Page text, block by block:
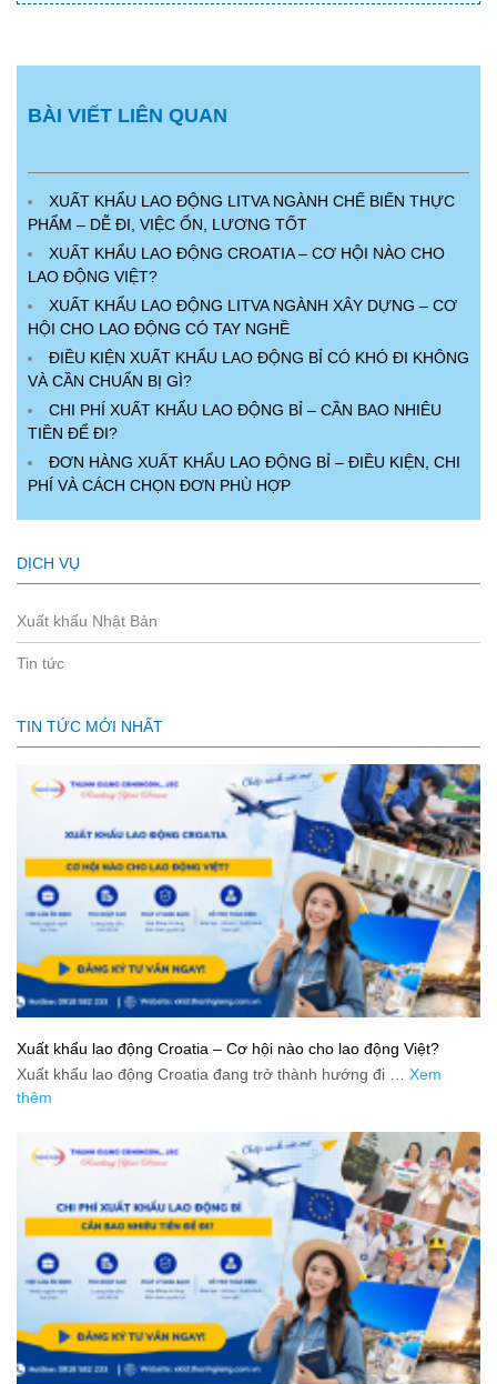
BÀI VIẾT LIÊN QUAN
XUẤT KHẨU LAO ĐỘNG LITVA NGÀNH CHẾ BIẾN THỰC
PHẨM – DỄ ĐI, VIỆC ỔN, LƯƠNG TỐT
XUẤT KHẨU LAO ĐỘNG CROATIA – CƠ HỘI NÀO CHO
LAO ĐỘNG VIỆT?
XUẤT KHẨU LAO ĐỘNG LITVA NGÀNH XÂY DỰNG – CƠ
HỘI CHO LAO ĐỘNG CÓ TAY NGHỀ
ĐIỀU KIỆN XUẤT KHẨU LAO ĐỘNG BỈ CÓ KHÓ ĐI KHÔNG
VÀ CẦN CHUẨN BỊ GÌ?
CHI PHÍ XUẤT KHẨU LAO ĐỘNG BỈ – CẦN BAO NHIÊU
TIỀN ĐỂ ĐI?
ĐƠN HÀNG XUẤT KHẨU LAO ĐỘNG BỈ – ĐIỀU KIỆN, CHI
PHÍ VÀ CÁCH CHỌN ĐƠN PHÙ HỢP
DỊCH VỤ
Xuất khẩu Nhật Bản
Tin tức
TIN TỨC MỚI NHẤT
Xuất khẩu lao động Croatia – Cơ hội nào cho lao động Việt?
Xuất khẩu lao động Croatia đang trở thành hướng đi … Xem
thêm